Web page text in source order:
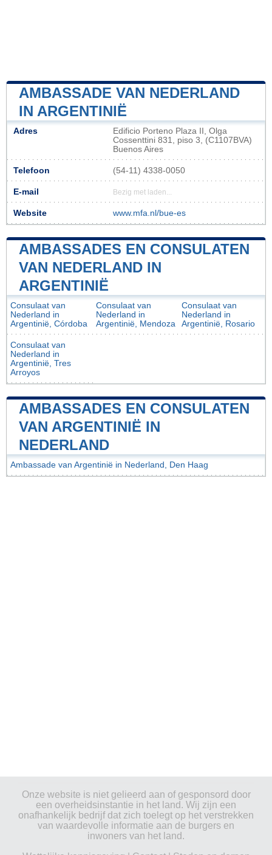
AMBASSADE VAN NEDERLAND
IN ARGENTINIË
Adres
Edificio Porteno Plaza II, Olga
Cossenttini 831, piso 3, (C1107BVA)
Buenos Aires
Telefoon (54-11) 4338-0050
E-mail Bezig met laden...
Website www.mfa.nl/bue-es
AMBASSADES EN CONSULATEN
VAN NEDERLAND IN
ARGENTINIË
Consulaat van
Nederland in
Argentinië, Córdoba
Consulaat van
Nederland in
Argentinië, Mendoza
Consulaat van
Nederland in
Argentinië, Rosario
Consulaat van
Nederland in
Argentinië, Tres
Arroyos
AMBASSADES EN CONSULATEN
VAN ARGENTINIË IN
NEDERLAND
Ambassade van Argentinië in Nederland, Den Haag
Onze website is niet gelieerd aan of gesponsord door
een overheidsinstantie in het land. Wij zijn een
onafhankelijk bedrijf dat zich toelegt op het verstrekken
van waardevolle informatie aan de burgers en
inwoners van het land.